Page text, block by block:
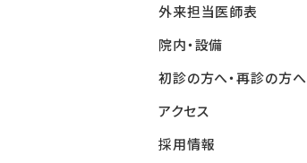
外来担当医師表
院内・設備
初診の方へ・再診の方へ
アクセス
採用情報